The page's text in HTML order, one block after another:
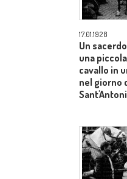
17.01.1928
Un
una
cavallo in
nel giorno